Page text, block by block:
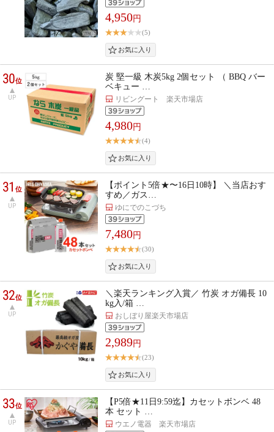
4,950円
(5)
30位
UP
炭 堅一級 木炭5kg 2個セット （ BBQ バー
ベキュー …
リビングート 楽天市場店
4,980円
(4)
31位
UP
【ポイント5倍★〜16日10時】 ＼当店おす
すめ／ガス…
ゆにでのこづち
7,480円
(30)
32位
UP
＼楽天ランキング入賞／ 竹炭 オガ備長 10
kg入/箱 …
おしぼり屋楽天市場店
2,989円
(23)
33位
UP
【P5倍★11日9:59迄】カセットボンベ 48
本 セット …
ウエノ電器 楽天市場店